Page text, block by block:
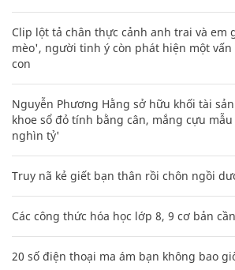
Clip lột tả chân thực cảnh anh trai và em
mèo', người tinh ý còn phát hiện một
con
Nguyễn Phương Hằng sở hữu khối tài
khoe sổ đỏ tính bằng cân, mắng cựu
nghìn tỷ'
Truy nã kẻ giết bạn thân rồi chôn ngồi
Các công thức hóa học lớp 8, 9 cơ bản
20 số điện thoại ma ám bạn không bao